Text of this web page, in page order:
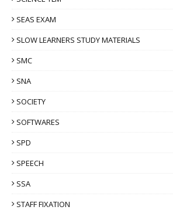
SEAS EXAM
SLOW LEARNERS STUDY MATERIALS
SMC
SNA
SOCIETY
SOFTWARES
SPD
SPEECH
SSA
STAFF FIXATION